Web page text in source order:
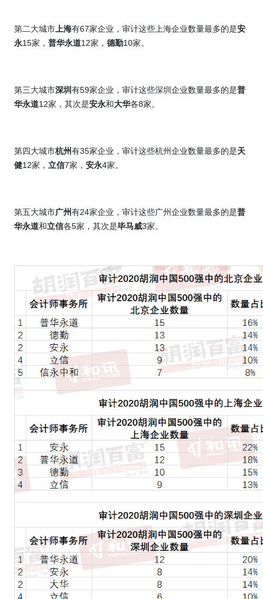
第二大城市 上海有67家企业，审计这些上海企业数量最多的是安
永15家， 普华永道12家， 德勤10家。
第三大城市深圳 有59家企业，审计这些深圳企业数量最多的是普
华永道12家，其次是安永和大华各8家。
第四大城市杭州有35家企业，审计这些杭州企业数量最多的是天
健12家， 立信7家， 安永4家。
第五大城市广州有24家企业，审计这些广州企业数量最多的是普
华永道和立信各5家，其次是毕马威3家。